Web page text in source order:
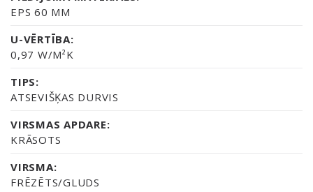
EPS 60 MM
U-VĒRTĪBA:
0,97 W/M²K
TIPS:
ATSEVIŠĶAS DURVIS
VIRSMAS APDARE:
KRĀSOTS
VIRSMA:
FRĒZĒTS/GLUDS